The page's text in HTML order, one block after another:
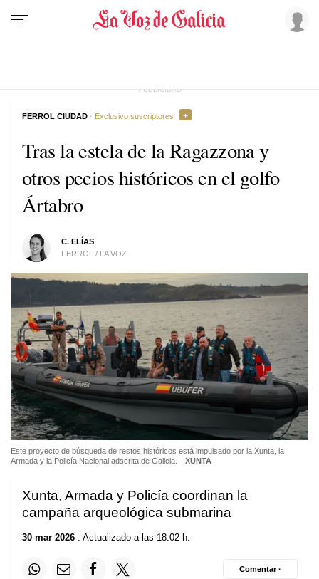
Tras la estela de la Ragazzona y
otros pecios históricos en el golfo
Ártabro
C. ELÍAS
FERROL / LA VOZ
FERROL CIUDAD · Exclusivo suscriptores
Este proyecto de búsqueda de restos históricos está impulsado por la Xunta, la
Armada y la Policía Nacional adscrita de Galicia.
XUNTA
Xunta, Armada y Policía coordinan la
campaña arqueológica submarina
30 mar 2026 . Actualizado a las 18:02 h.
Comentar ·